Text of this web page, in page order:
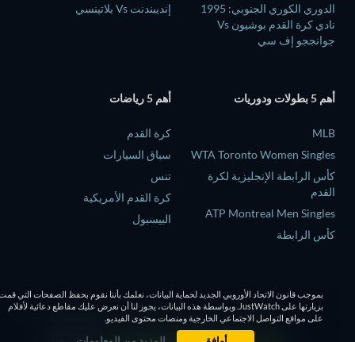
الدوري الكوري الجنوبي: 1995
نادي كرة القدم بوشيون Vs
جوانججو إف سي
إنديبندنت Vs بلاتينسي
أهم 5 بطولات ودوريات
MLB
WTA Toronto Women Singles
كأس الرابطة الإنجليزية لكرة
القدم
ATP Montreal Men Singles
كأس الرابطة
أهم 5 رياضات
كرة القدم
سباق السيارات
تنس
كرة القدم الأمريكية
البيسبول
بموجب قانون الاتحاد الأوروبي الجديد لحماية البيانات، نعلمك بأننا نقوم بحفظ الصفحات التي قمت
بزيارتها على JustWatch. وبواسطة هذه البيانات، يجوز لنا أن نعرض عليك مقاطع دعائية لأفلام
على مواقع التواصل الاجتماعي الخارجية ومنصات محتوى الفيديو.